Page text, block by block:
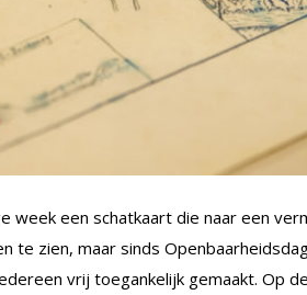
week een schatkaart die naar een
te zien, maar sinds
vrij toegankelijk gemaakt. Op